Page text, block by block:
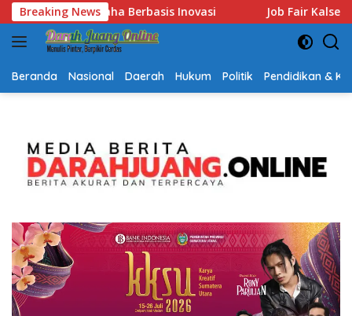
Langsung
ke
konten
Breaking News
2026 Dibuka, Sediakan Hampir 2.000 Lowongan Kerja
Beranda Nasional Daerah Hukum Politik Pendidikan &